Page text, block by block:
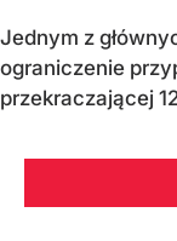
Jednym z
ograniczenie
przekraczającej